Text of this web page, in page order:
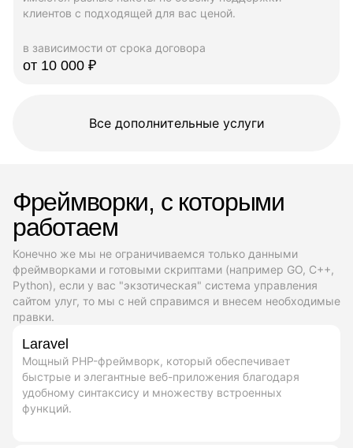
клиентов с подходящей для вас ценой.
в зависимости от срока договора
от 10 000 ₽
Все дополнительные услуги
Фреймворки, с которыми
работаем
Конечно же мы не ограничиваемся только данными
фреймворками и готовыми скриптами (например GO, C++,
Python), если у вас "экзотическая" система управления
сайтом улуг, то мы с ней справимся и внесем необходимые
правки.
Laravel
Мощный PHP-фреймворк, который обеспечивает
быстрые и элегантные веб-приложения благодаря
удобному синтаксису и множеству встроенных
функций.